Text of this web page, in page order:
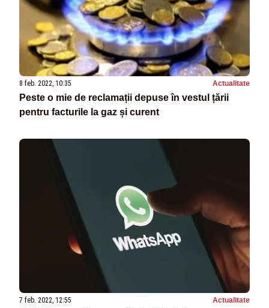
8 feb. 2022, 10:35 Actualitate
Peste o mie de reclamații depuse în vestul țării
pentru facturile la gaz și curent
7 feb. 2022, 12:55 Actualitate